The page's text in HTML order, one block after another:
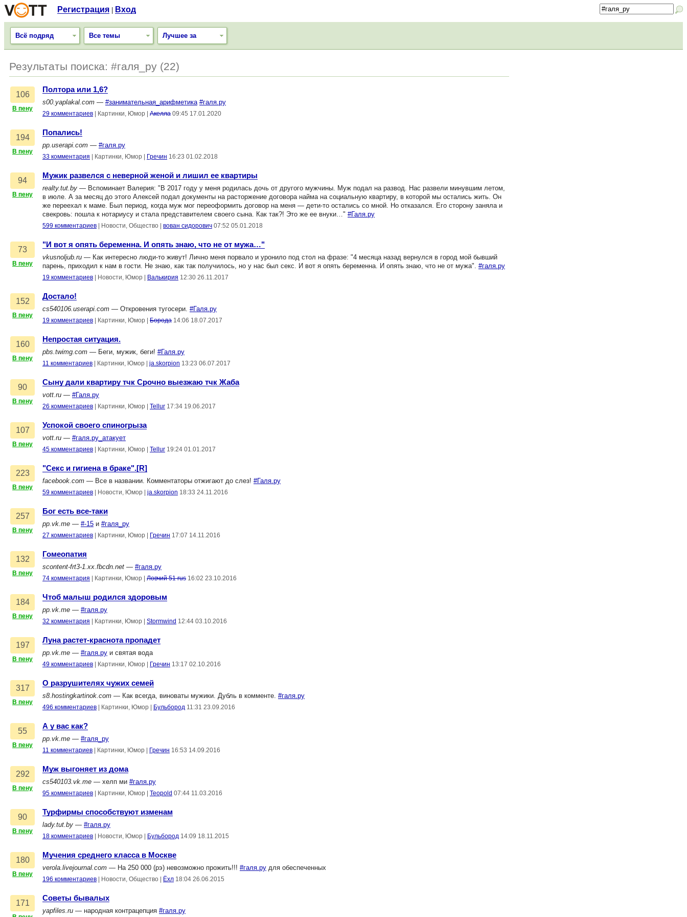
Регистрация Вход
Всё подряд Все темы Лучшее за
Результаты поиска: #галя_ру (22)
106
В пену
Полтора или 1,6?
s00.yaplakal.com — #занимательная_арифметика #галя.ру
29 комментариев Картинки, Юмор Акелла 09:45 17.01.2020
194
В пену
Попались!
pp.userapi.com — #галя.ру
33 комментария Картинки, Юмор Гречин 16:23 01.02.2018
94
В пену
Мужик развелся с неверной женой и лишил ее квартиры
realty.tut.by — Вспоминает Валерия: "В 2017 году у меня родилась дочь от другого мужчины. Муж подал на развод. Нас развели минувшим летом,
в июле. А за месяц до этого Алексей подал документы на расторжение договора найма на социальную квартиру, в которой мы остались жить. Он
же переехал к маме. Был период, когда муж мог переоформить договор на меня — дети-то остались со мной. Но отказался. Его сторону заняла и
свекровь: пошла к нотариусу и стала представителем своего сына. Как так?! Это же ее внуки…" #Галя.ру
599 комментариев Новости, Общество вован сидорович 07:52 05.01.2018
73
В пену
"И вот я опять беременна. И опять знаю, что не от мужа…"
vkusnoljub.ru — Как интересно люди-то живут! Лично меня порвало и уронило под стол на фразе: "4 месяца назад вернулся в город мой бывший
парень, приходил к нам в гости. Не знаю, как так получилось, но у нас был секс. И вот я опять беременна. И опять знаю, что не от мужа". #галя.ру
19 комментариев Новости, Юмор Валькирия 12:30 26.11.2017
152
В пену
Достало!
cs540106.userapi.com — Откровения тугосери. #Галя.ру
19 комментариев Картинки, Юмор Борода 14:06 18.07.2017
160
В пену
Непростая ситуация.
pbs.twimg.com — Беги, мужик, беги! #Галя.ру
11 комментариев Картинки, Юмор ja.skorpion 13:23 06.07.2017
90
В пену
Сыну дали квартиру тчк Срочно выезжаю тчк Жаба
vott.ru — #Галя.ру
26 комментариев Картинки, Юмор Tellur 17:34 19.06.2017
107
В пену
Успокой своего спиногрыза
vott.ru — #галя.ру_атакует
45 комментариев Картинки, Юмор Tellur 19:24 01.01.2017
223
В пену
"Секс и гигиена в браке".[R]
facebook.com — Все в названии. Комментаторы отжигают до слез! #Галя.ру
59 комментариев Новости, Юмор ja.skorpion 18:33 24.11.2016
257
В пену
Бог есть все-таки
pp.vk.me — #-15 и #галя_ру
27 комментариев Картинки, Юмор Гречин 17:07 14.11.2016
132
В пену
Гомеопатия
scontent-frt3-1.xx.fbcdn.net — #галя.ру
74 комментария Картинки, Юмор Ловчий 51 rus 16:02 23.10.2016
184
В пену
Чтоб малыш родился здоровым
pp.vk.me — #галя.ру
32 комментария Картинки, Юмор Stormwind 12:44 03.10.2016
197
В пену
Луна растет-краснота пропадет
pp.vk.me — #галя.ру и святая вода
49 комментариев Картинки, Юмор Гречин 13:17 02.10.2016
317
В пену
О разрушителях чужих семей
s8.hostingkartinok.com — Как всегда, виноваты мужики. Дубль в комменте. #галя.ру
496 комментариев Картинки, Юмор Бульбород 11:31 23.09.2016
55
В пену
А у вас как?
pp.vk.me — #галя_ру
11 комментариев Картинки, Юмор Гречин 16:53 14.09.2016
292
В пену
Муж выгоняет из дома
cs540103.vk.me — хелп ми #галя.ру
95 комментариев Картинки, Юмор Teopold 07:44 11.03.2016
90
В пену
Турфирмы способствуют изменам
lady.tut.by — #галя.ру
18 комментариев Новости, Юмор Бульбород 14:09 18.11.2015
180
В пену
Мучения среднего класса в Москве
verola.livejournal.com — На 250 000 (рэ) невозможно прожить!!! #галя.ру для обеспеченных
196 комментариев Новости, Общество Ёхл 18:04 26.06.2015
171
Советы бывалых
yapfiles.ru — народная контрацепция #галя.ру